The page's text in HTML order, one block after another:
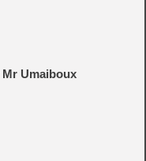
Mr Umaiboux